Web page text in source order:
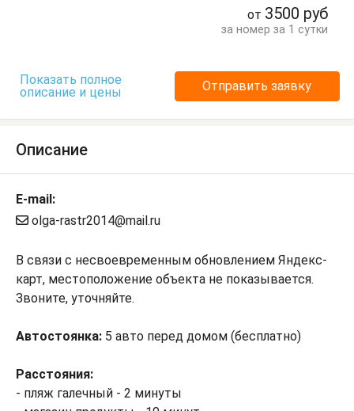
от 3500 руб
за номер за 1 сутки
Показать полное
описание и цены
Отправить заявку
Описание
E-mail:
olga-rastr2014@mail.ru
В связи с несвоевременным обновлением Яндекс-
карт, местоположение объекта не показывается.
Звоните, уточняйте.
Автостоянка: 5 авто перед домом (бесплатно)
Расстояния:
- пляж галечный - 2 минуты